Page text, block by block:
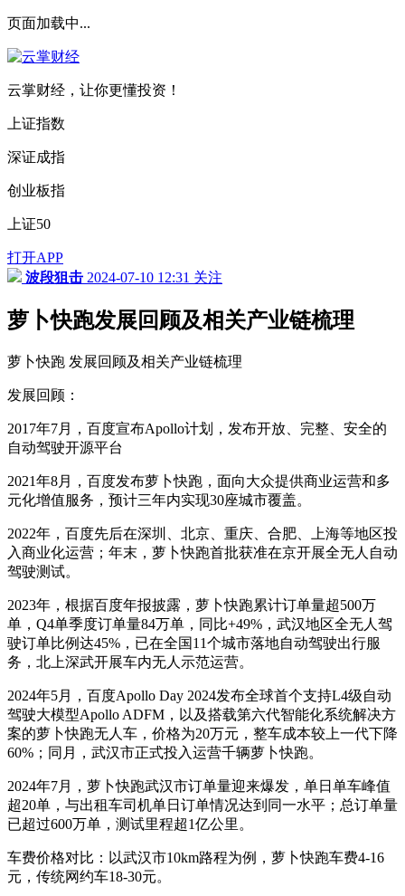
页面加载中...
云掌财经，让你更懂投资！
上证指数
深证成指
创业板指
上证50
打开APP
波段狙击 2024-07-10 12:31 关注
萝卜快跑发展回顾及相关产业链梳理
萝卜快跑 发展回顾及相关产业链梳理
发展回顾：
2017年7月，百度宣布Apollo计划，发布开放、完整、安全的
自动驾驶开源平台
2021年8月，百度发布萝卜快跑，面向大众提供商业运营和多
元化增值服务，预计三年内实现30座城市覆盖。
2022年，百度先后在深圳、北京、重庆、合肥、上海等地区投
入商业化运营；年末，萝卜快跑首批获准在京开展全无人自动
驾驶测试。
2023年，根据百度年报披露，萝卜快跑累计订单量超500万
单，Q4单季度订单量84万单，同比+49%，武汉地区全无人驾
驶订单比例达45%，已在全国11个城市落地自动驾驶出行服
务，北上深武开展车内无人示范运营。
2024年5月，百度Apollo Day 2024发布全球首个支持L4级自动
驾驶大模型Apollo ADFM，以及搭载第六代智能化系统解决方
案的萝卜快跑无人车，价格为20万元，整车成本较上一代下降
60%；同月，武汉市正式投入运营千辆萝卜快跑。
2024年7月，萝卜快跑武汉市订单量迎来爆发，单日单车峰值
超20单，与出租车司机单日订单情况达到同一水平；总订单量
已超过600万单，测试里程超1亿公里。
车费价格对比：以武汉市10km路程为例，萝卜快跑车费4-16
元，传统网约车18-30元。